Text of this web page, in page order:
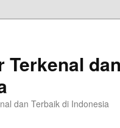
Terkenal
dan Terbaik di Indonesia